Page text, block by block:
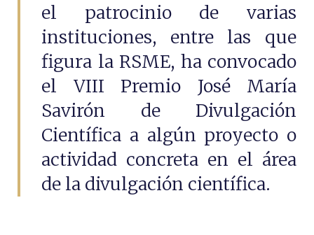
el patrocinio de varias
instituciones, entre las que
figura la RSME, ha convocado
el VIII Premio José María
Savirón de Divulgación
Científica a algún proyecto o
actividad concreta en el área
de la divulgación científica.